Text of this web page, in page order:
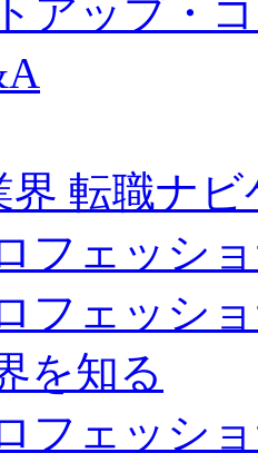
アップ・
界 転職ナ
フェッシ
フェッシ
を知る
フェッシ